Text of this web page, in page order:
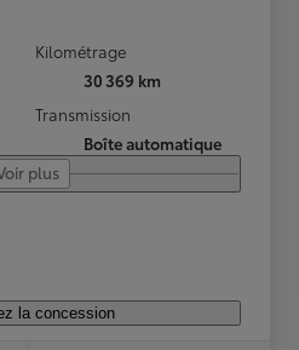
Kilométrage
30 369 km
Transmission
Boîte automatique
plus
la concession